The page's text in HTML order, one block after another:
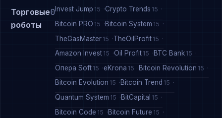
Торговые
роботы
0 Invest Jump 15 Crypto Trends 15
Bitcoin PRO 15 Bitcoin System 15
TheGasMaster 15 TheOilProfit 15
Amazon Invest 15 Oil Profit 15 BTC Bank 15
Опера Soft 15 eKrona 15 Bitcoin Revolution 15
Bitcoin Evolution 15 Bitcoin Trend 15
Quantum System 15 BitCapital 15
Bitcoin Code 15 Bitcoin Future 15